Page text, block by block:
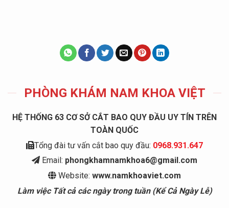
PHÒNG KHÁM NAM KHOA VIỆT
HỆ THỐNG 63 CƠ SỞ CẮT BAO QUY ĐẦU UY TÍN TRÊN
TOÀN QUỐC
Tổng đài tư vấn cắt bao quy đầu: 0968.931.647
Email: phongkhamnamkhoa6@gmail.com
Website: www.namkhoaviet.com
Làm việc Tất cả các ngày trong tuần (Kể Cả Ngày Lễ)